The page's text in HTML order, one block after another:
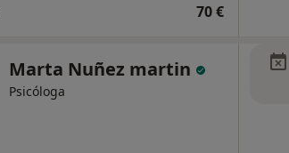
70 €
Marta Nuñez martin
Psicóloga